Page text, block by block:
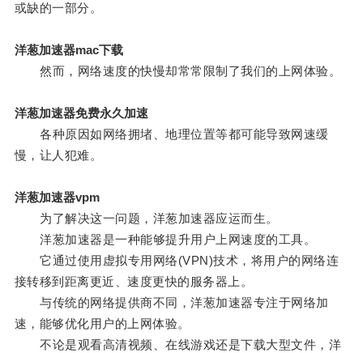
或缺的一部分。
洋葱加速器mac下载
然而，网络速度的快慢却常常限制了我们的上网体验。
洋葱加速器免费永久加速
各种原因如网络拥堵、地理位置等都可能导致网速缓
慢，让人犯难。
洋葱加速器vpm
为了解决这一问题，洋葱加速器应运而生。
洋葱加速器是一种能够提升用户上网速度的工具。
它通过使用虚拟专用网络(VPN)技术，将用户的网络连
接转移到距离更近、速度更快的服务器上。
与传统的网络提供商不同，洋葱加速器专注于网络加
速，能够优化用户的上网体验。
不论是观看高清视频、在线游戏还是下载大型文件，洋